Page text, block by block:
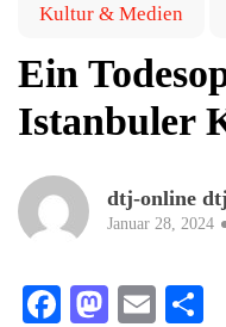
Kultur & Medien
Ein
Istanbuler
dtj-online
Januar 28, 2024
FacebookEmail